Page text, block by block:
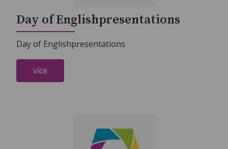
Day of Englishpresentations
Day of Englishpresentations
více